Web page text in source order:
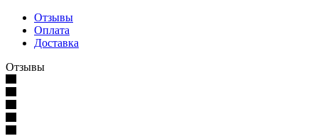
Отзывы
Оплата
Доставка
Отзывы